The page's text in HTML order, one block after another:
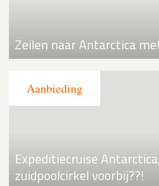
Zeilen naar Antarctica
Expeditiecruise
zuidpoolcirkel voorbij??!